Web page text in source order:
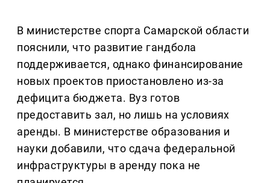
В министерстве спорта Самарской области
пояснили, что развитие гандбола
поддерживается, однако финансирование
новых проектов приостановлено из-за
дефицита бюджета. Вуз готов
предоставить зал, но лишь на условиях
аренды. В министерстве образования и
науки добавили, что сдача федеральной
инфраструктуры в аренду пока не